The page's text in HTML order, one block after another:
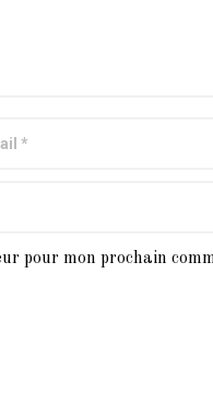
pour mon prochain